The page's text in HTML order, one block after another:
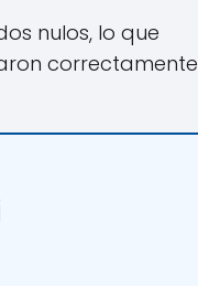
nulos, lo que
correctamente